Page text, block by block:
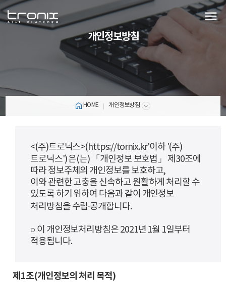
menu
개인정보방침
HOME 개인정보방침
<(주)트로닉스>(https://tornix.kr'이하 '(주)
트로닉스') 은(는) 「개인정보 보호법」 제30조에
따라 정보주체의 개인정보를 보호하고,
이와 관련한 고충을 신속하고 원활하게 처리할 수
있도록 하기 위하여 다음과 같이 개인정보
처리방침을 수립·공개합니다.
○ 이 개인정보처리방침은 2021년 1월 1일부터
적용됩니다.
제1조(개인정보의 처리 목적)